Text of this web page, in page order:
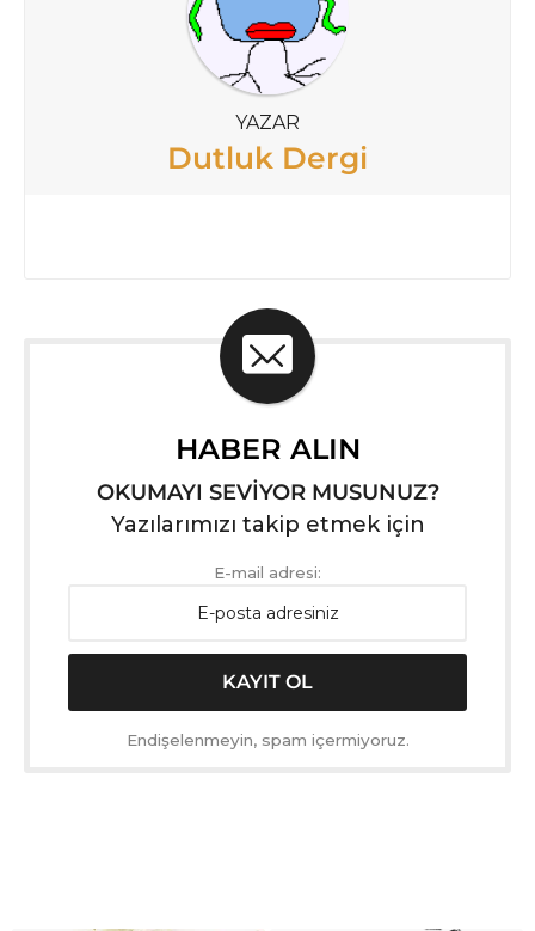
YAZAR
Dutluk Dergi
HABER ALIN
OKUMAYI SEVİYOR MUSUNUZ?
Yazılarımızı takip etmek için
E-mail adresi:
Endişelenmeyin, spam içermiyoruz.